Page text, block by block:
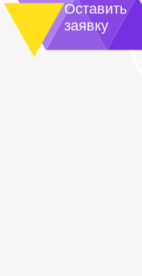
Оставить
заявку